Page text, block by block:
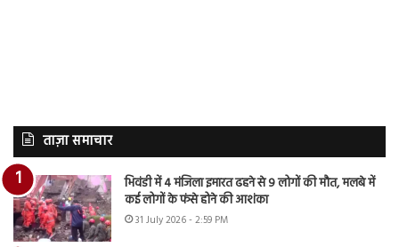
ताज़ा समाचार
भिवंडी में 4 मंजिला इमारत ढहने से 9 लोगों की मौत, मलबे में
कई लोगों के फंसे होने की आशंका
31 July 2026 - 2:59 PM